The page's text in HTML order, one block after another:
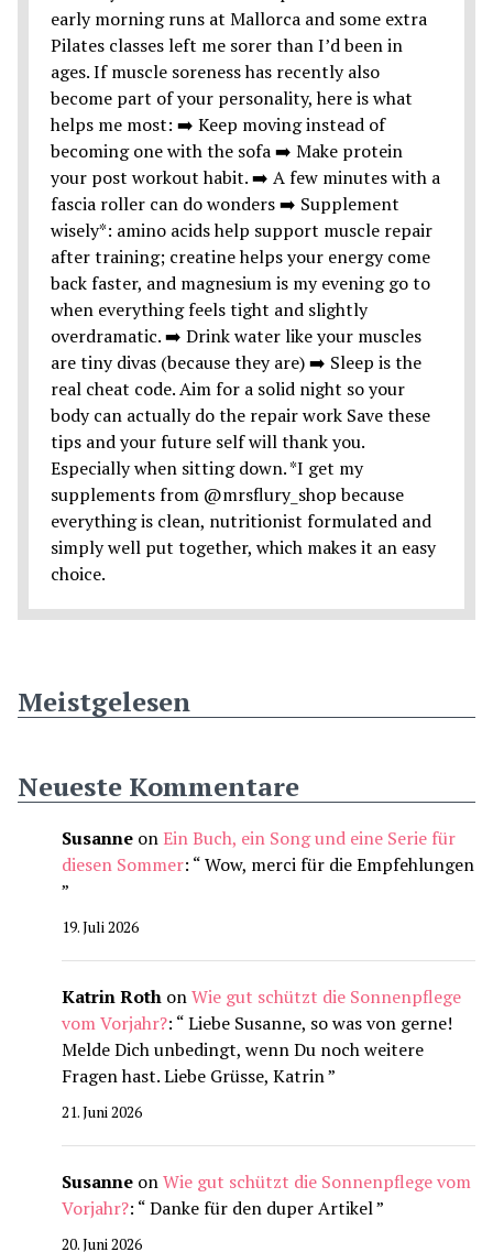
Meistgelesen
Neueste Kommentare
Susanne onEin Buch, ein Song und eine Serie für
diesen Sommer: “Wow, merci für die Empfehlungen
”
19. Juli 2026
Katrin Roth onWie gut schützt die Sonnenpflege
vom Vorjahr?: “Liebe Susanne, so was von gerne!
Melde Dich unbedingt, wenn Du noch weitere
Fragen hast. Liebe Grüsse, Katrin”
21. Juni 2026
Susanne onWie gut schützt die Sonnenpflege vom
Vorjahr?: “Danke für den duper Artikel”
20. Juni 2026